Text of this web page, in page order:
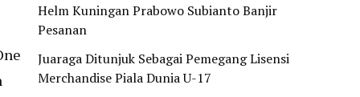
Helm Kuningan Prabowo Subianto Banjir
Pesanan
Juaraga Ditunjuk Sebagai Pemegang Lisensi
Merchandise Piala Dunia U-17